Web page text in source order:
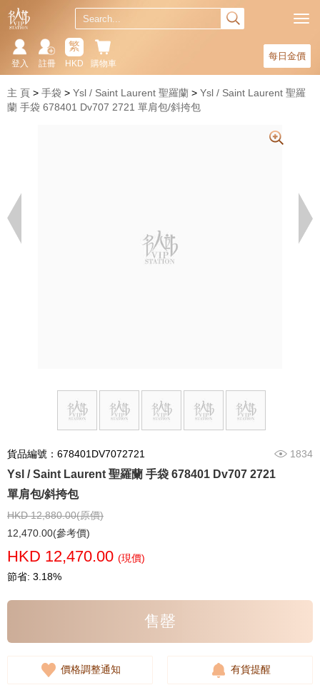
每日金價
購物車
繁
HKD
註冊
登入
主 頁 手袋 Ysl / Saint Laurent 聖羅蘭
Ysl / Saint Laurent 聖羅
蘭 手袋 678401 Dv707 2721 單肩包/斜挎包
貨品編號：678401DV7072721 1834
Ysl / Saint Laurent 聖羅蘭 手袋 678401 Dv707 2721
單肩包/斜挎包
HKD 12,880.00(原價)
12,470.00(參考價)
HKD 12,470.00 (現價)
節省: 3.18%
售罄
價格調整通知 有貨提醒